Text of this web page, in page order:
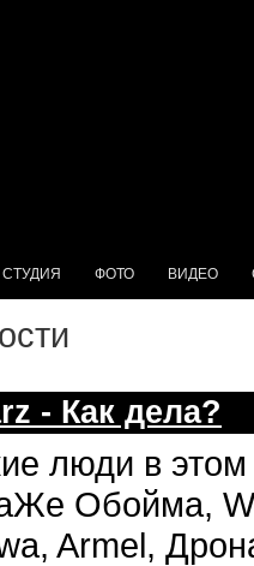
СТУДИЯ ФОТО ВИДЕО
- Как дела?
люди в
Обойма,
Armel,